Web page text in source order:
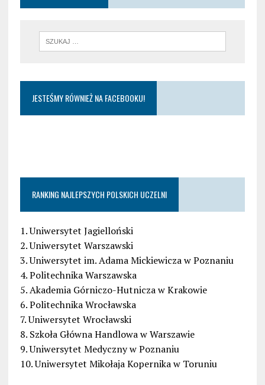
JESTEŚMY RÓWNIEŻ NA FACEBOOKU!
RANKING NAJLEPSZYCH POLSKICH UCZELNI
1. Uniwersytet Jagielloński
2. Uniwersytet Warszawski
3. Uniwersytet im. Adama Mickiewicza w Poznaniu
4. Politechnika Warszawska
5. Akademia Górniczo-Hutnicza w Krakowie
6. Politechnika Wrocławska
7. Uniwersytet Wrocławski
8. Szkoła Główna Handlowa w Warszawie
9. Uniwersytet Medyczny w Poznaniu
10. Uniwersytet Mikołaja Kopernika w Toruniu